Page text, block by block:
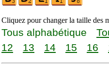
Cliquez pour changer la taille des
Tous alphabétique
12
13 14 15 16